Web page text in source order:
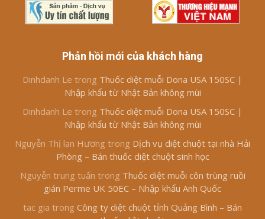
Phản hồi mới của khách hàng
Dinhdanh Le trong Thuốc diệt muỗi Dona USA 150SC |
Nhập khẩu từ Nhật Bản không mùi
Dinhdanh Le trong Thuốc diệt muỗi Dona USA 150SC |
Nhập khẩu từ Nhật Bản không mùi
Nguyễn Thị lan Hương trong Dịch vụ diệt chuột tại nhà Hải
Phòng – Bán thuốc diệt chuột sinh học
Nguyễn trung tuấn trong Thuốc diệt muỗi côn trùng ruồi
gián Perme UK 50EC – Nhập khẩu Anh Quốc
tac gia trong Công ty diệt chuột tỉnh Quảng Bình – Bán